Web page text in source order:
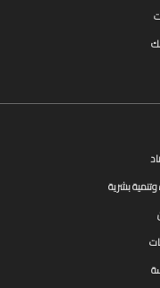
وتنمية بشرية